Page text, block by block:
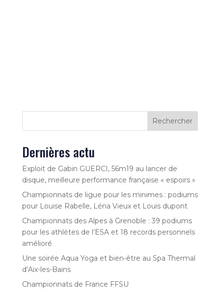
Rechercher
Dernières actu
Exploit de Gabin GUERCI, 56m19 au lancer de
disque, meilleure performance française « espoirs »
Championnats de ligue pour les minimes : podiums
pour Louise Rabelle, Léna Vieux et Louis dupont
Championnats des Alpes à Grenoble : 39 podiums
pour les athlètes de l’ESA et 18 records personnels
amélioré
Une soirée Aqua Yoga et bien-être au Spa Thermal
d’Aix-les-Bains
Championnats de France FFSU